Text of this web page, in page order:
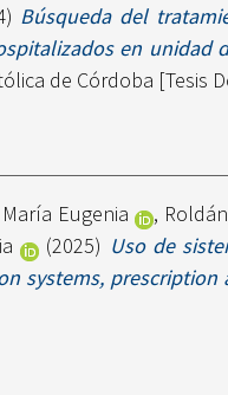
Búsqueda del
en unidad
de Córdoba [Tesis
Eugenia ,
(2025) Uso de
systems,